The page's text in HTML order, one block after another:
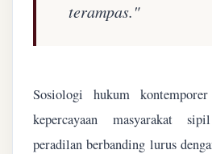
terampas."
Sosiologi hukum
kepercayaan masyarakat
peradilan berbanding lurus